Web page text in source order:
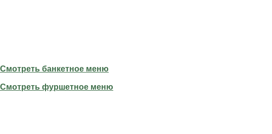
Смотреть банкетное меню
Смотреть фуршетное меню